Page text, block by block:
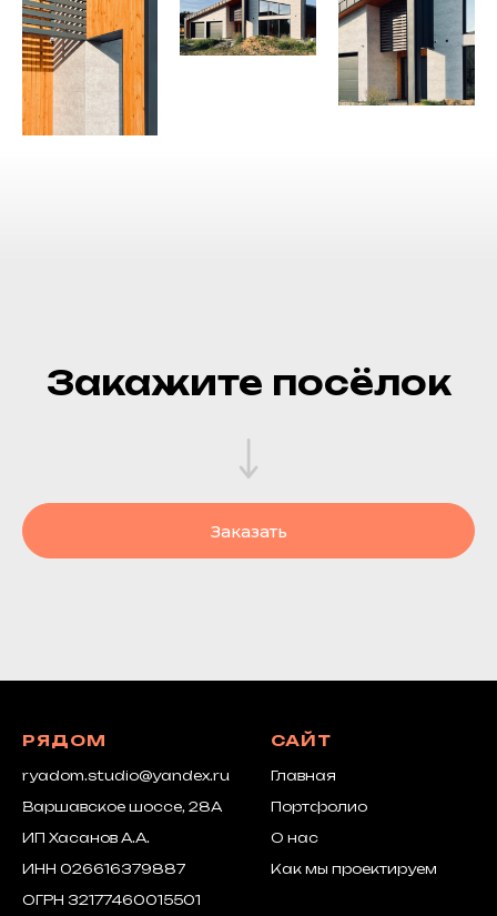
Закажите посёлок
Заказать
РЯДОМ
ryadom.studio@yandex.ru
Варшавское шоссе, 28А
ИП Хасанов А.А.
ИНН 026616379887
ОГРН 32177460015501
САЙТ
Главная
Портфолио
О нас
Как мы проектируем